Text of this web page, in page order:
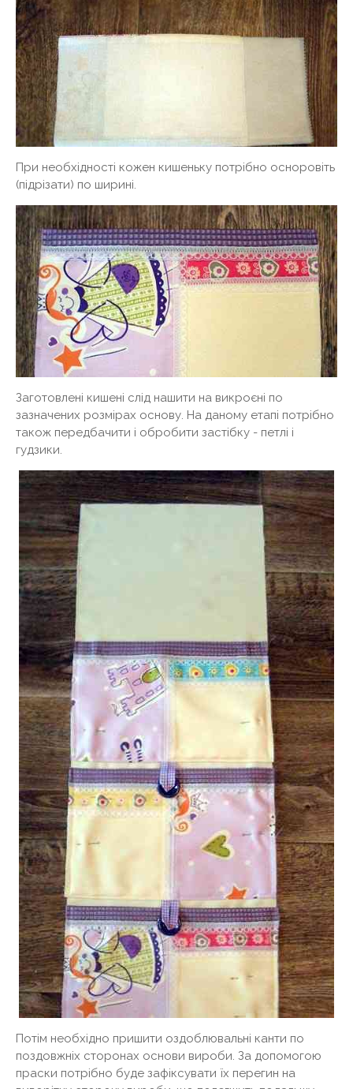
При необхідності кожен кишеньку потрібно осноровіть
(підрізати) по ширині.
Заготовлені кишені слід нашити на викроєні по
зазначених розмірах основу. На даному етапі потрібно
також передбачити і обробити застібку - петлі і
гудзики.
Потім необхідно пришити оздоблювальні канти по
поздовжніх сторонах основи вироби. За допомогою
праски потрібно буде зафіксувати їх перегин на